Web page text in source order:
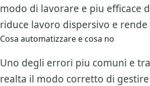
modo di lavorare e piu efficace
riduce lavoro dispersivo e
Cosa automatizzare e cosa no
Uno degli errori piu comuni e
realta il modo corretto di gestire